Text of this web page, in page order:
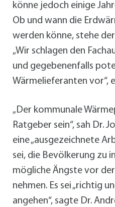
könne jedoch einige
Ob und wann die
werden könne, stehe
„Wir schlagen den
und gegebenenfalls
Wärmelieferanten vor“,
„Der kommunale
Ratgeber sein“, sah Dr.
eine „ausgezeichnete
sei, die Bevölkerung zu
mögliche Ängste vor
nehmen. Es sei „richtig
angehen“, sagte Dr.